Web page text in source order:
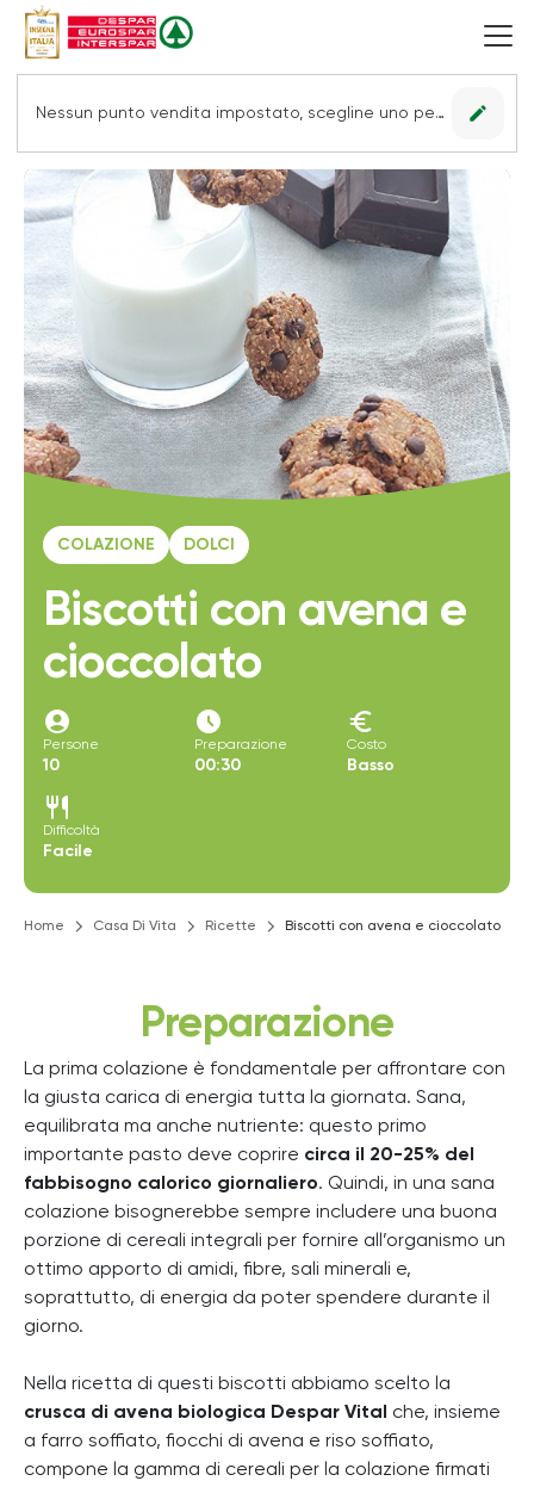
Nessun punto vendita impostato, scegline uno per vedere le offerte. edit
COLAZIONE DOLCI
Biscotti con avena e
cioccolato
account_circle
Persone
10
access_time_filled
Preparazione
00:30
euro
Costo
Basso
restaurant
Difficoltà
Facile
Home Casa Di Vita Ricette Biscotti con avena e cioccolato
Preparazione
La prima colazione è fondamentale per affrontare con
la giusta carica di energia tutta la giornata. Sana,
equilibrata ma anche nutriente: questo primo
importante pasto deve coprire circa il 20-25% del
fabbisogno calorico giornaliero. Quindi, in una sana
colazione bisognerebbe sempre includere una buona
porzione di cereali integrali per fornire all’organismo un
ottimo apporto di amidi, fibre, sali minerali e,
soprattutto, di energia da poter spendere durante il
giorno.
Nella ricetta di questi biscotti abbiamo scelto la
crusca di avena biologica Despar Vital
che, insieme
a farro soffiato, fiocchi di avena e riso soffiato,
compone la gamma di cereali per la colazione firmati